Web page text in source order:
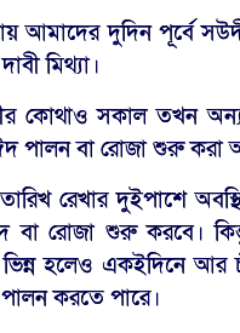
আমাদের দুদিন পূর্বে
মিথ্যা।
কোথাও সকাল তখন
পালন বা রোজা শুরু করা
রেখার দুইপাশে
বা রোজা শুরু করবে।
হলেও একইদিনে আর
পালন করতে পারে।